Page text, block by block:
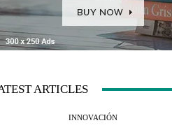
ARTICLES
INNOVACIÓN